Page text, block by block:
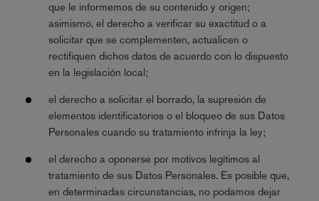
que le informemos de su contenido y origen;
asimismo, el derecho a verificar su exactitud o a
solicitar que se complementen, actualicen o
rectifiquen dichos datos de acuerdo con lo dispuesto
en la legislación local;
el derecho a solicitar el borrado, la supresión de
elementos identificatorios o el bloqueo de sus Datos
Personales cuando su tratamiento infrinja la ley;
el derecho a oponerse por motivos legítimos al
tratamiento de sus Datos Personales. Es posible que,
en determinadas circunstancias, no podamos dejar